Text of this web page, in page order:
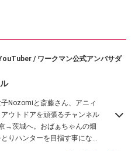
/ ワークマン公式アンバサダ
Nozomiと斎藤さん、アニィ
ウトドアを頑張るチャンネル
→茨城へ。おばぁちゃんの畑
りハンターを目指す事になり